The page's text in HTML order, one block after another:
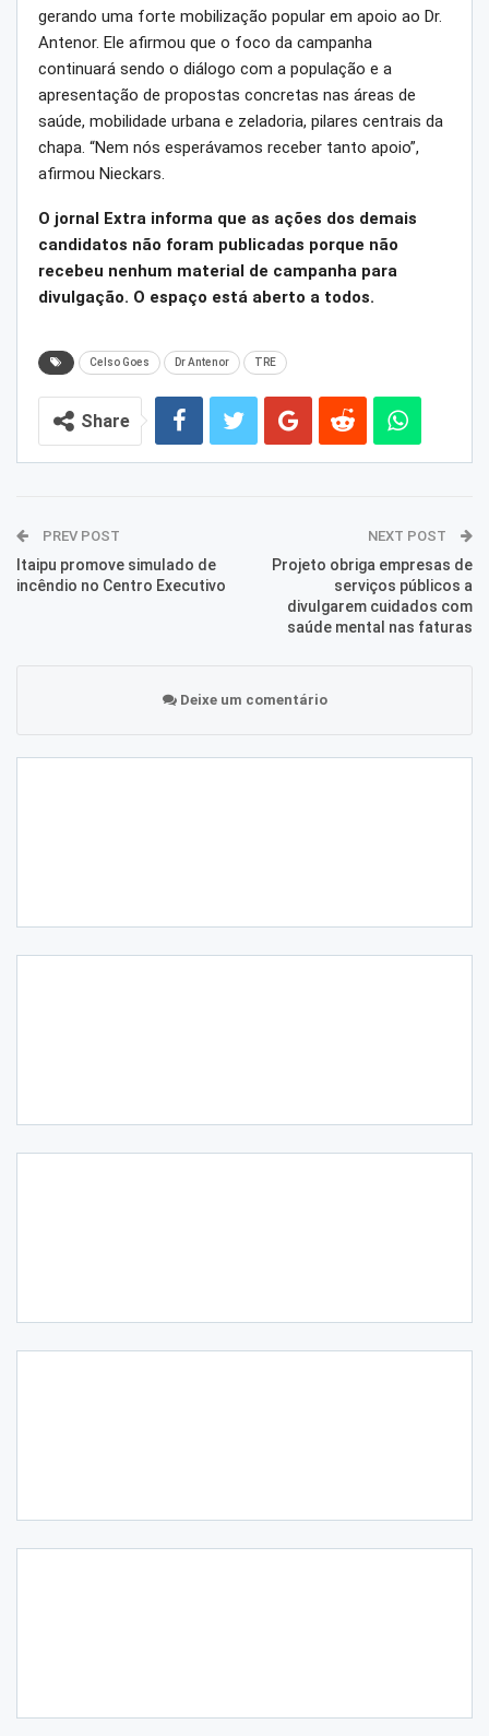
gerando uma forte mobilização popular em apoio ao Dr.
Antenor. Ele afirmou que o foco da campanha
continuará sendo o diálogo com a população e a
apresentação de propostas concretas nas áreas de
saúde, mobilidade urbana e zeladoria, pilares centrais da
chapa. “Nem nós esperávamos receber tanto apoio”,
afirmou Nieckars.
O jornal Extra informa que as ações dos demais
candidatos não foram publicadas porque não
recebeu nenhum material de campanha para
divulgação. O espaço está aberto a todos.
Celso Goes Dr Antenor TRE
Share
PREV POST
Itaipu promove simulado de
incêndio no Centro Executivo
NEXT POST
Projeto obriga empresas de
serviços públicos a
divulgarem cuidados com
saúde mental nas faturas
Deixe um comentário